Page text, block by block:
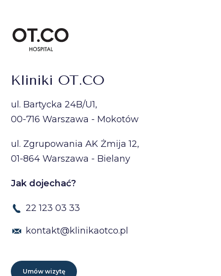
Kliniki OT.CO
ul. Bartycka 24B/U1,
00-716 Warszawa - Mokotów
ul. Zgrupowania AK Żmija 12,
01-864 Warszawa - Bielany
Jak dojechać?
22 123 03 33
kontakt@klinikaotco.pl
Umów wizytę